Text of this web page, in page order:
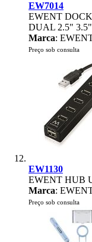
EW7014
EWENT
DUAL 2.5" 3.5"
Marca:
Preço sob consulta
EW1130
EWENT HUB
Marca:
Preço sob consulta